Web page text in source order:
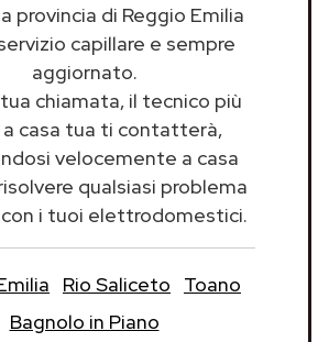
provincia di Reggio Emilia
capillare e sempre
aggiornato.
chiamata, il tecnico più
a casa tua ti contatterà,
velocemente a casa
qualsiasi problema
i tuoi elettrodomestici.
Rio Saliceto
Toano
Bagnolo in Piano